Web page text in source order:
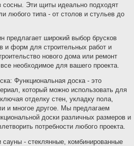
Эти щиты идеально подходят
любого типа - от столов и стульев до
предлагает широкий выбор брусков
и форм для строительных работ и
нового дома или ремонт
необходимое для вашего проекта.
Функциональная доска - это
который можно использовать для
отделку стен, укладку пола,
и многое другое. Мы предлагаем
доски различных размеров и
потребности любого проекта.
- стеклянные, комбинированные